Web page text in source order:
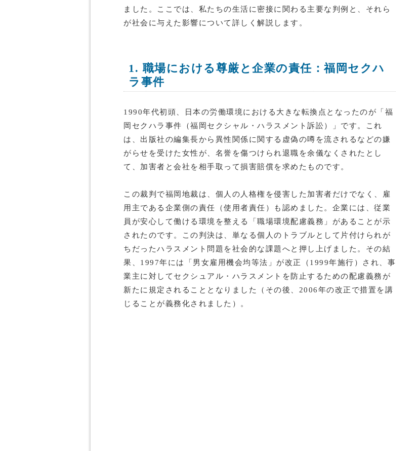
ました。ここでは、私たちの生活に密接に関わる主要な判例と、それら
が社会に与えた影響について詳しく解説します。
1. 職場における尊厳と企業の責任：福岡セクハ
ラ事件
1990年代初頭、日本の労働環境における大きな転換点となったのが「福
岡セクハラ事件（福岡セクシャル・ハラスメント訴訟）」です。これ
は、出版社の編集長から異性関係に関する虚偽の噂を流されるなどの嫌
がらせを受けた女性が、名誉を傷つけられ退職を余儀なくされたとし
て、加害者と会社を相手取って損害賠償を求めたものです。
この裁判で福岡地裁は、個人の人格権を侵害した加害者だけでなく、雇
用主である企業側の責任（使用者責任）も認めました。企業には、従業
員が安心して働ける環境を整える「職場環境配慮義務」があることが示
されたのです。この判決は、単なる個人のトラブルとして片付けられが
ちだったハラスメント問題を社会的な課題へと押し上げました。その結
果、1997年には「男女雇用機会均等法」が改正（1999年施行）され、事
業主に対してセクシュアル・ハラスメントを防止するための配慮義務が
新たに規定されることとなりました（その後、2006年の改正で措置を講
じることが義務化されました）。